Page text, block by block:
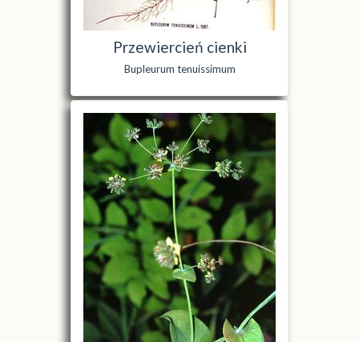
Przewiercień cienki
Bupleurum tenuissimum